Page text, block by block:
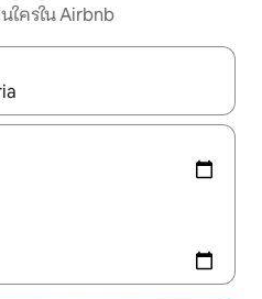
ครใน Airbnb
หรือปัด เพื่อสำรวจผลการค้นหา